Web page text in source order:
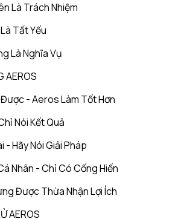
Là Trách Nhiệm
Tất Yếu
Là Nghĩa Vụ
AEROS
- Aeros Làm Tốt Hơn
Nói Kết Quả
Hãy Nói Giải Pháp
Nhân - Chỉ Có Cống Hiến
Được Thừa Nhận Lợi Ích
AEROS